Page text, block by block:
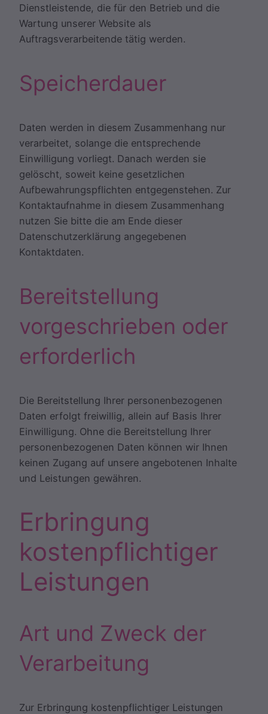
Dienstleistende, die für den Betrieb und die
Wartung unserer Website als
Auftragsverarbeitende tätig werden.
Speicherdauer
Daten werden in diesem Zusammenhang nur
verarbeitet, solange die entsprechende
Einwilligung vorliegt. Danach werden sie
gelöscht, soweit keine gesetzlichen
Aufbewahrungspflichten entgegenstehen. Zur
Kontaktaufnahme in diesem Zusammenhang
nutzen Sie bitte die am Ende dieser
Datenschutzerklärung angegebenen
Kontaktdaten.
Bereitstellung
vorgeschrieben oder
erforderlich
Die Bereitstellung Ihrer personenbezogenen
Daten erfolgt freiwillig, allein auf Basis Ihrer
Einwilligung. Ohne die Bereitstellung Ihrer
personenbezogenen Daten können wir Ihnen
keinen Zugang auf unsere angebotenen Inhalte
und Leistungen gewähren.
Erbringung
kostenpflichtiger
Leistungen
Art und Zweck der
Verarbeitung
Zur Erbringung kostenpflichtiger Leistungen